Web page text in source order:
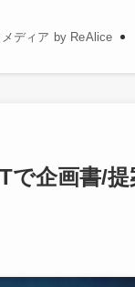
ディア by ReAlice
で企画書/